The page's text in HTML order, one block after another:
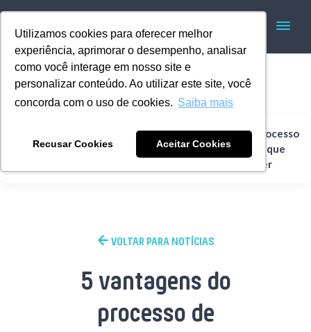
Utilizamos cookies para oferecer melhor
experiência, aprimorar o desempenho, analisar
como você interage em nosso site e
personalizar conteúdo. Ao utilizar este site, você
concorda com o uso de cookies. Saiba mais
Recusar Cookies Aceitar Cookies
Home Rotomoldagem
5 vantagens do processo
de rotomoldagem que
vão te surpreender
VOLTAR PARA NOTÍCIAS
5 vantagens do
processo de